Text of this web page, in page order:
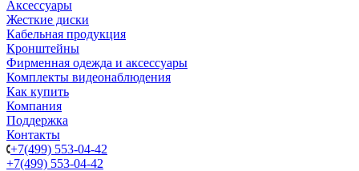
Аксессуары
Жесткие диски
Кабельная продукция
Кронштейны
Фирменная одежда и аксессуары
Комплекты видеонаблюдения
Как купить
Компания
Поддержка
Контакты
+7(499) 553-04-42
+7(499) 553-04-42